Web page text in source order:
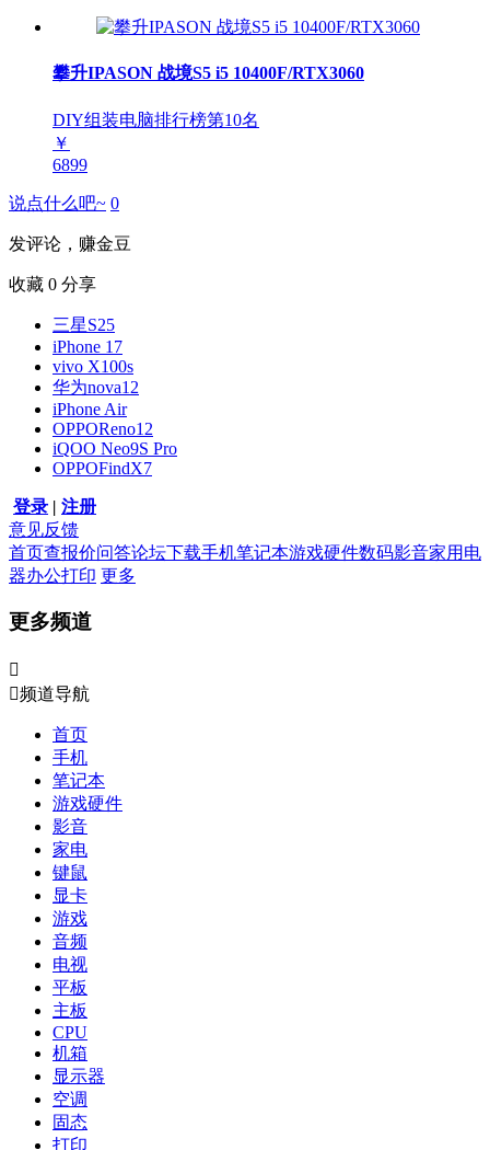
攀升IPASON 战境S5 i5 10400F/RTX3060
DIY组装电脑排行榜第10名
￥
6899
说点什么吧~ 0
发评论，赚金豆
收藏 0 分享
三星S25
iPhone 17
vivo X100s
华为nova12
iPhone Air
OPPOReno12
iQOO Neo9S Pro
OPPOFindX7
登录 | 注册
意见反馈
首页查报价问答论坛下载手机笔记本游戏硬件数码影音家用电
器办公打印 更多
更多频道

频道导航
首页
手机
笔记本
游戏硬件
影音
家电
键鼠
显卡
游戏
音频
电视
平板
主板
CPU
机箱
显示器
空调
固态
打印